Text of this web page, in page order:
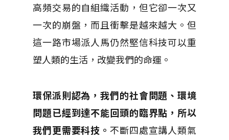
高頻交易的自組織活動，但它卻一次又
一次的崩盤，而且衝擊是越來越大。但
這一路市場派人馬仍然堅信科技可以重
塑人類的生活，改變我們的命運。
環保派則認為，我們的社會問題、環境
問題已經到達不能回頭的臨界點，所以
我們更需要科技。 不斷四處宣講人類氣